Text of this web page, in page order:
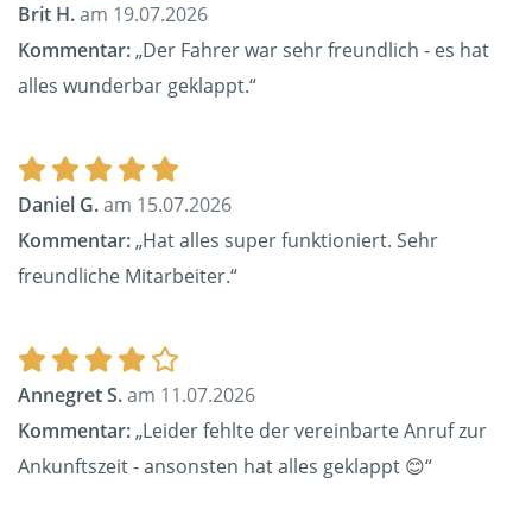
Brit H.am 19.07.2026
Kommentar:„Der Fahrer war sehr freundlich - es hat
alles wunderbar geklappt.“
Daniel G.am 15.07.2026
Kommentar:„Hat alles super funktioniert. Sehr
freundliche Mitarbeiter.“
Annegret S.am 11.07.2026
Kommentar:„Leider fehlte der vereinbarte Anruf zur
Ankunftszeit - ansonsten hat alles geklappt 😊“